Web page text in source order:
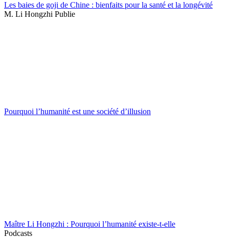
Les baies de goji de Chine : bienfaits pour la santé et la longévité
M. Li Hongzhi Publie
Pourquoi l’humanité est une société d’illusion
Maître Li Hongzhi : Pourquoi l’humanité existe-t-elle
Podcasts